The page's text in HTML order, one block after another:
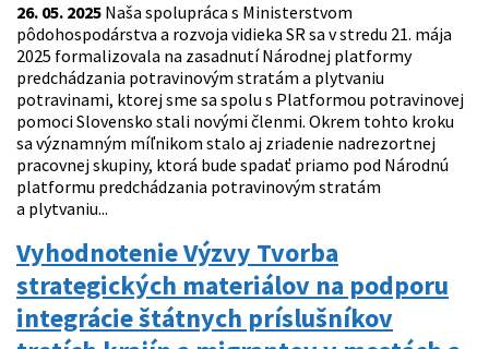
26. 05. 2025 Naša spolupráca s Ministerstvom
pôdohospodárstva a rozvoja vidieka SR sa v stredu 21. mája
2025 formalizovala na zasadnutí Národnej platformy
predchádzania potravinovým stratám a plytvaniu
potravinami, ktorej sme sa spolu s Platformou potravinovej
pomoci Slovensko stali novými členmi. Okrem tohto kroku
sa významným míľnikom stalo aj zriadenie nadrezortnej
pracovnej skupiny, ktorá bude spadať priamo pod Národnú
platformu predchádzania potravinovým stratám
a plytvaniu...
Vyhodnotenie Výzvy Tvorba
strategických materiálov na podporu
integrácie štátnych príslušníkov